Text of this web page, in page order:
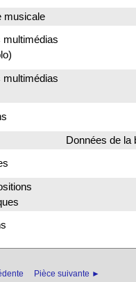
musicale
multimédias
multimédias
Données de
Pièce suivante ►